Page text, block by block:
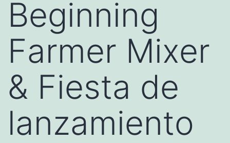
Beginning
Farmer Mixer
& Fiesta de
lanzamiento